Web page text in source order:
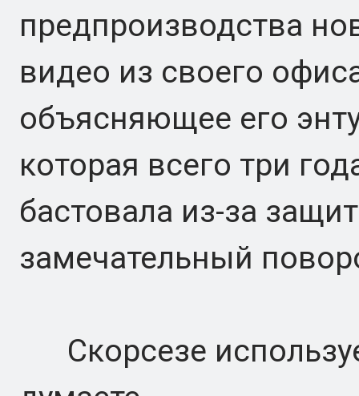
предпроизводства
видео из своего
объясняющее его
которая всего три
бастовала из-за
замечательный
Скорсезе